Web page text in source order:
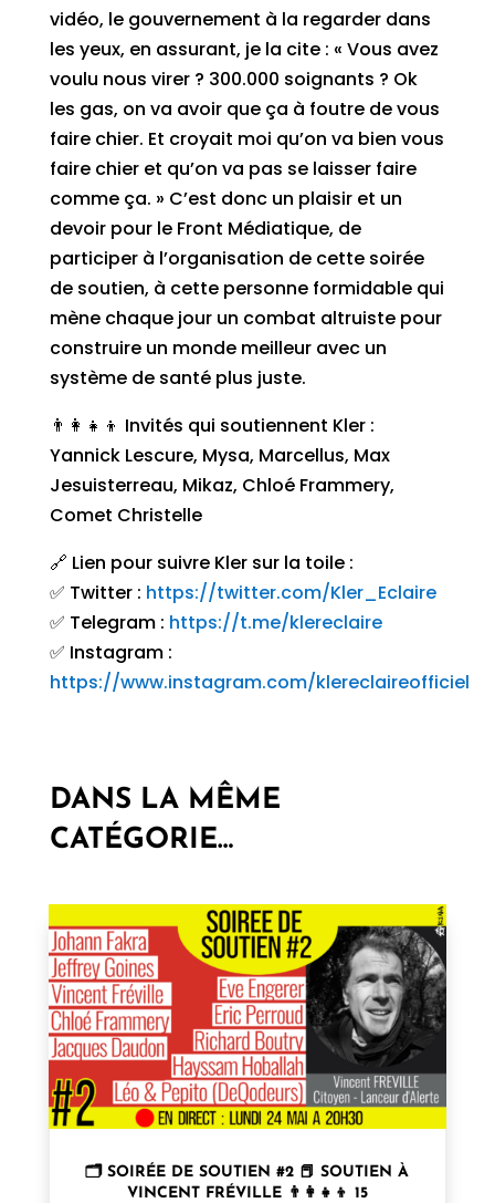
vidéo, le gouvernement à la regarder dans
les yeux, en assurant, je la cite : « Vous avez
voulu nous virer ? 300.000 soignants ? Ok
les gas, on va avoir que ça à foutre de vous
faire chier. Et croyait moi qu’on va bien vous
faire chier et qu’on va pas se laisser faire
comme ça. » C’est donc un plaisir et un
devoir pour le Front Médiatique, de
participer à l’organisation de cette soirée
de soutien, à cette personne formidable qui
mène chaque jour un combat altruiste pour
construire un monde meilleur avec un
système de santé plus juste.
👨‍👩‍👧‍👦 Invités qui soutiennent Kler :
Yannick Lescure, Mysa, Marcellus, Max
Jesuisterreau, Mikaz, Chloé Frammery,
Comet Christelle
🔗 Lien pour suivre Kler sur la toile :
✅ Twitter : https://twitter.com/Kler_Eclaire
✅ Telegram : https://t.me/klereclaire
✅ Instagram :
https://www.instagram.com/klereclaireofficiel
DANS LA MÊME
CATÉGORIE…
🗂 SOIRÉE DE SOUTIEN #2 📕 SOUTIEN À
VINCENT FRÉVILLE 👨‍👩‍👧‍👦 15